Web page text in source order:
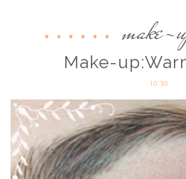
make-
Make-
10:30